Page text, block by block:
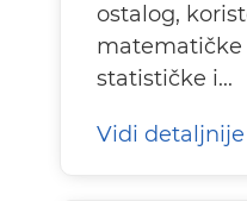
ostalog,
matematičke
statističke i...
Vidi detaljnije